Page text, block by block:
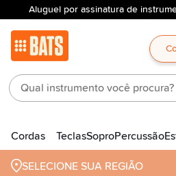
Aluguel por assinatura de
Cordas TeclasSoproPercussão
SELECIONE SUA REGIÃO